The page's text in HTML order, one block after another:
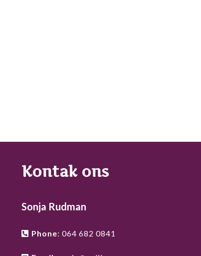
Kontak ons
Sonja Rudman
Phone: 064 682 0841